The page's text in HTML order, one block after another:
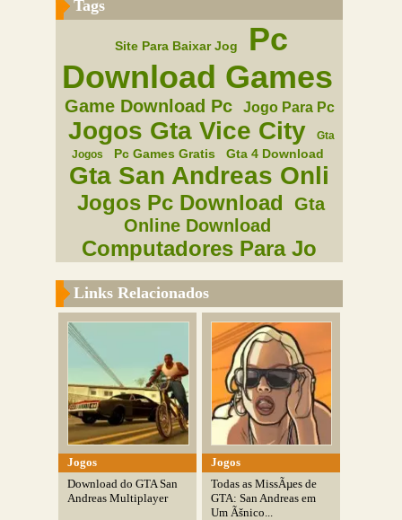
Tags
Site Para Baixar Jog
Pc
Download Games
Game Download Pc Jogo Para Pc
Jogos Gta Vice City
Gta
Jogos
Pc Games Gratis Gta 4 Download
Gta San Andreas Onli
Jogos Pc Download
Gta
Online Download
Computadores Para Jo
Links Relacionados
Jogos
Download do GTA San
Andreas Multiplayer
Jogos
Todas as MissÃµes de
GTA: San Andreas em
Um Ãšnico...